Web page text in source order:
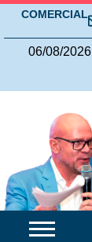
COMERCIAL
06/08/2026